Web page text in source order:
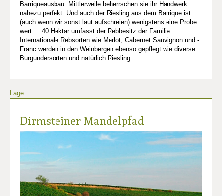
Barriqueausbau. Mittlerweile beherrschen sie ihr Handwerk
nahezu perfekt. Und auch der Riesling aus dem Barrique ist
(auch wenn wir sonst laut aufschreien) wenigstens eine Probe
wert ... 40 Hektar umfasst der Rebbesitz der Familie.
Internationale Rebsorten wie Merlot, Cabernet Sauvignon und -
Franc werden in den Weinbergen ebenso gepflegt wie diverse
Burgundersorten und natürlich Riesling.
Lage
Dirmsteiner Mandelpfad